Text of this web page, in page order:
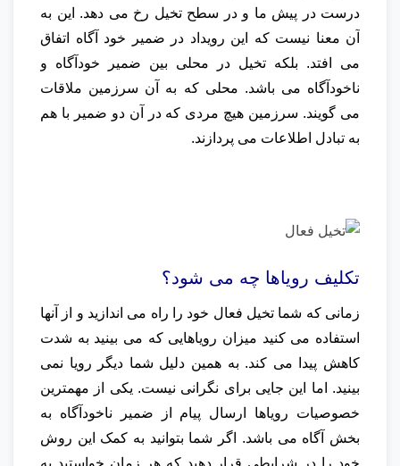
درست در پیش ما و در سطح تخیل رخ می دهد. این به
آن معنا نیست که این رویداد در ضمیر خود آگاه اتفاق
می افتد. بلکه تخیل در محلی بین ضمیر خودآگاه و
ناخودآگاه می باشد. محلی که به آن سرزمین ملاقات
می گویند. سرزمین هیچ مردی که در آن دو ضمیر با هم
به تبادل اطلاعات می پردازند.
تکلیف رویاها چه می شود؟
زمانی که شما تخیل فعال خود را راه می اندازید و از آنها
استفاده می کنید میزان رویاهایی که می بینید به شدت
کاهش پیدا می کند. به همین دلیل شما دیگر رویا نمی
بینید. اما این جایی برای نگرانی نیست. یکی از مهمترین
خصوصیات رویاها ارسال پیام از ضمیر ناخودآگاه به
بخش آگاه می باشد. اگر شما بتوانید به کمک این روش
خود را در شرایطی قرار دهید که هر زمان خواستید به